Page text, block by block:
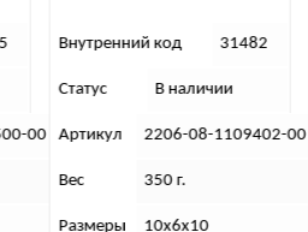
00
Внутренний код 32328
Статус В наличии
Артикул 3159-00-1109402-00
Вес 120 г.
Размеры 9х7х10